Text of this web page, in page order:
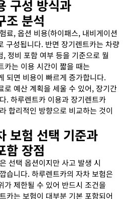
구성 방식과
조 분석
료, 옵션 비용(하이패스, 내비게이션
구성됩니다. 반면 장기렌트카는 차량
정비 포함 여부 등을 기준으로 월
카는 이용 시간이 짧을 때는
되면 비용이 빠르게 증가합니다.
로 예산 계획을 세울 수 있어, 장기간
. 하루렌트카 이용과 장기렌트카
합리적인 방향으로 비교하는 것이
보험 선택 기준과
함 장점
선택 옵션이지만 사고 발생 시
습니다. 하루렌트카의 자차 보험은
가 제한될 수 있어 반드시 조건을
카는 보험이 대부분 기본 포함되어